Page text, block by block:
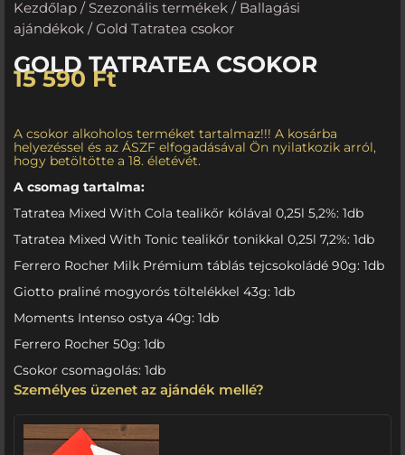
Kezdőlap / Szezonális termékek / Ballagási
ajándékok / Gold Tatratea csokor
GOLD TATRATEA CSOKOR
15 590 Ft
A csokor alkoholos terméket tartalmaz!!! A kosárba
helyezéssel és az ÁSZF elfogadásával Ön nyilatkozik arról,
hogy betöltötte a 18. életévét.
A csomag tartalma:
Tatratea Mixed With Cola tealikőr kólával 0,25l 5,2%: 1db
Tatratea Mixed With Tonic tealikőr tonikkal 0,25l 7,2%: 1db
Ferrero Rocher Milk Prémium táblás tejcsokoládé 90g: 1db
Giotto praliné mogyorós töltelékkel 43g: 1db
Moments Intenso ostya 40g: 1db
Ferrero Rocher 50g: 1db
Csokor csomagolás: 1db
Személyes üzenet az ajándék mellé?